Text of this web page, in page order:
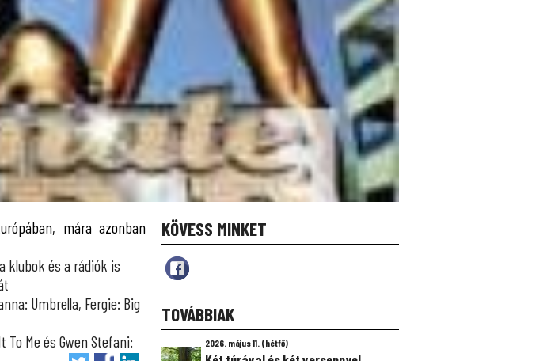
mára azonban
klubok és a rádiók is
Umbrella, Fergie: Big
To Me és Gwen Stefani:
KÖVESS MINKET
TOVÁBBIAK
2026. május 11. (hétfő)